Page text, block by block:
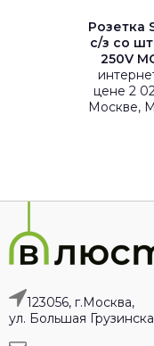
Розетка
с/з со
250V
цене 2
Москве,
123056, г.Москва,
ул. Большая